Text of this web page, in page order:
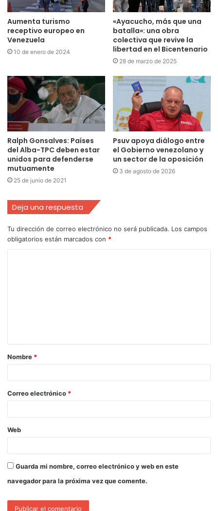
Aumenta turismo
receptivo europeo en
Venezuela
10 de enero de 2024
«Ayacucho, más que una
batalla»: una obra
colectiva que revive la
libertad en el Bicentenario
28 de marzo de 2025
Ralph Gonsalves: Países
del Alba-TPC deben estar
unidos para defenderse
mutuamente
25 de junio de 2021
Psuv apoya diálogo entre
el Gobierno venezolano y
un sector de la oposición
3 de agosto de 2026
Deja una respuesta
Tu dirección de correo electrónico no será publicada. Los campos
obligatorios están marcados con *
Nombre *
Correo electrónico *
Web
Guarda mi nombre, correo electrónico y web en este
navegador para la próxima vez que comente.